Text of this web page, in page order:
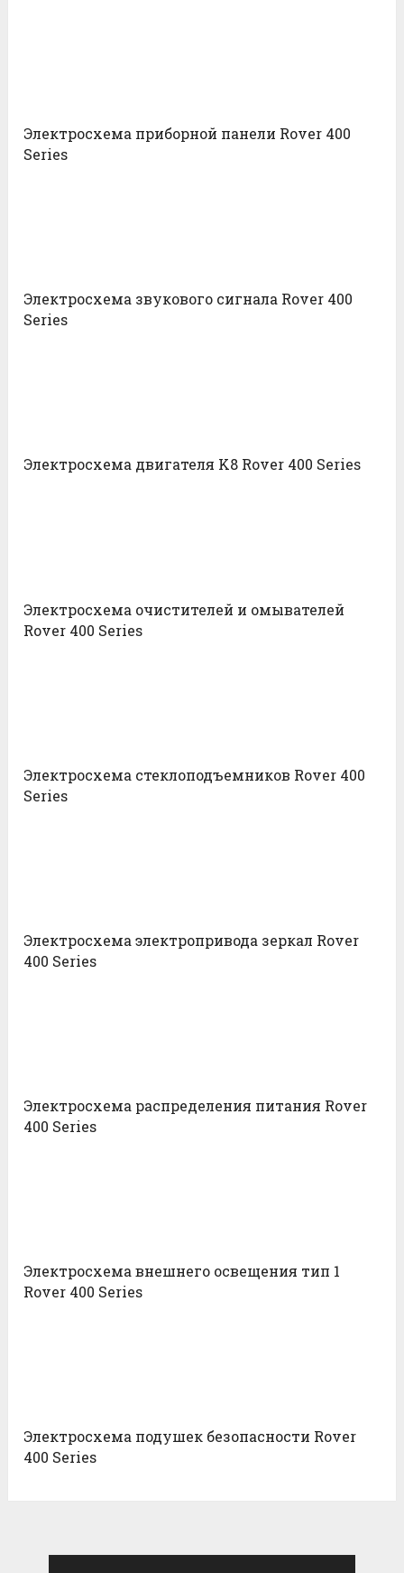
Электросхема приборной панели Rover 400
Series
Электросхема звукового сигнала Rover 400
Series
Электросхема двигателя K8 Rover 400 Series
Электросхема очистителей и омывателей
Rover 400 Series
Электросхема стеклоподъемников Rover 400
Series
Электросхема электропривода зеркал Rover
400 Series
Электросхема распределения питания Rover
400 Series
Электросхема внешнего освещения тип 1
Rover 400 Series
Электросхема подушек безопасности Rover
400 Series